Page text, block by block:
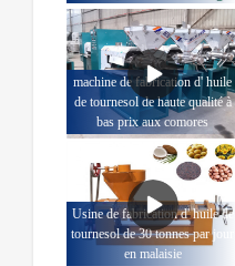
machine de fabrication d' huile
de tournesol de haute qualité à
bas prix aux comores
Usine de fabrication d' huile de
tournesol de 30 tonnes par jour
en malaisie